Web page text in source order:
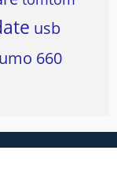
usb
660